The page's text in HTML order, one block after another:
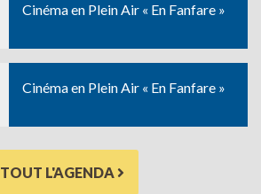
Cinéma en Plein Air « En Fanfare »
Cinéma en Plein Air « En Fanfare »
TOUT L'AGENDA